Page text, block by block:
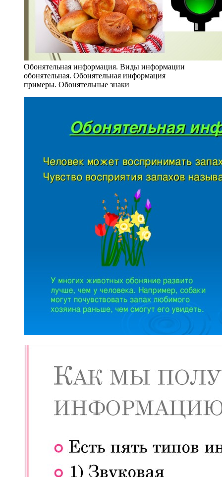
Обонятельная информация. Виды информации
обонятельная. Обонятельная информация
примеры. Обонятельные знаки